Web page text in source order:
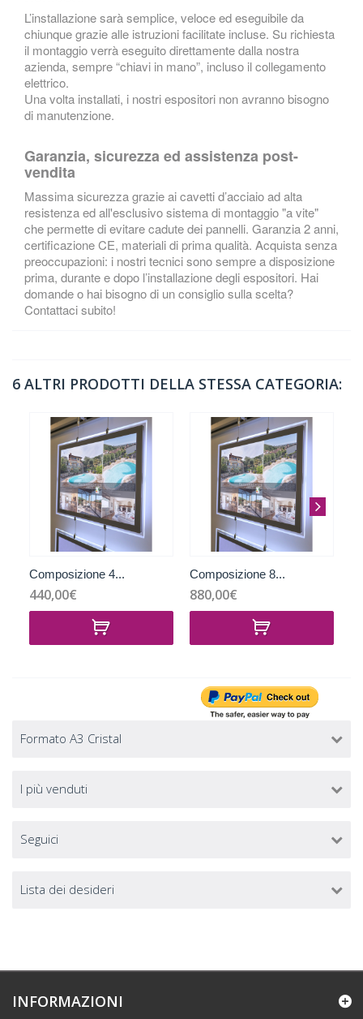
L’installazione sarà semplice, veloce ed eseguibile da
chiunque grazie alle istruzioni facilitate incluse. Su richiesta
il montaggio verrà eseguito direttamente dalla nostra
azienda, sempre “chiavi in mano”, incluso il collegamento
elettrico.
Una volta installati, i nostri espositori non avranno bisogno
di manutenzione.
Garanzia, sicurezza ed assistenza post-
vendita
Massima sicurezza grazie ai cavetti d’acciaio ad alta
resistenza ed all'esclusivo sistema di montaggio "a vite"
che permette di evitare cadute dei pannelli. Garanzia 2 anni,
certificazione CE, materiali di prima qualità. Acquista senza
preoccupazioni: i nostri tecnici sono sempre a disposizione
prima, durante e dopo l’installazione degli espositori. Hai
domande o hai bisogno di un consiglio sulla scelta?
Contattaci subito!
6 ALTRI PRODOTTI DELLA STESSA CATEGORIA:
Composizione 4...
440,00€
Composizione 8...
880,00€
Formato A3 Cristal
I più venduti
Seguici
Lista dei desideri
INFORMAZIONI